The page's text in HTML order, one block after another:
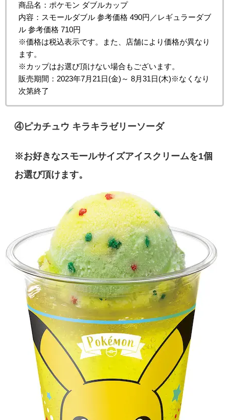
商品名：ポケモン ダブルカップ
内容：スモールダブル 参考価格 490円／レギュラーダブ
ル 参考価格 710円
※価格は税込表示です。また、店舗により価格が異なり
ます。
※カップはお選び頂けない場合もございます。
販売期間：2023年7月21日(金)～ 8月31日(木)※なくなり
次第終了
④ピカチュウ キラキラゼリーソーダ
※お好きなスモールサイズアイスクリームを1個
お選び頂けます。